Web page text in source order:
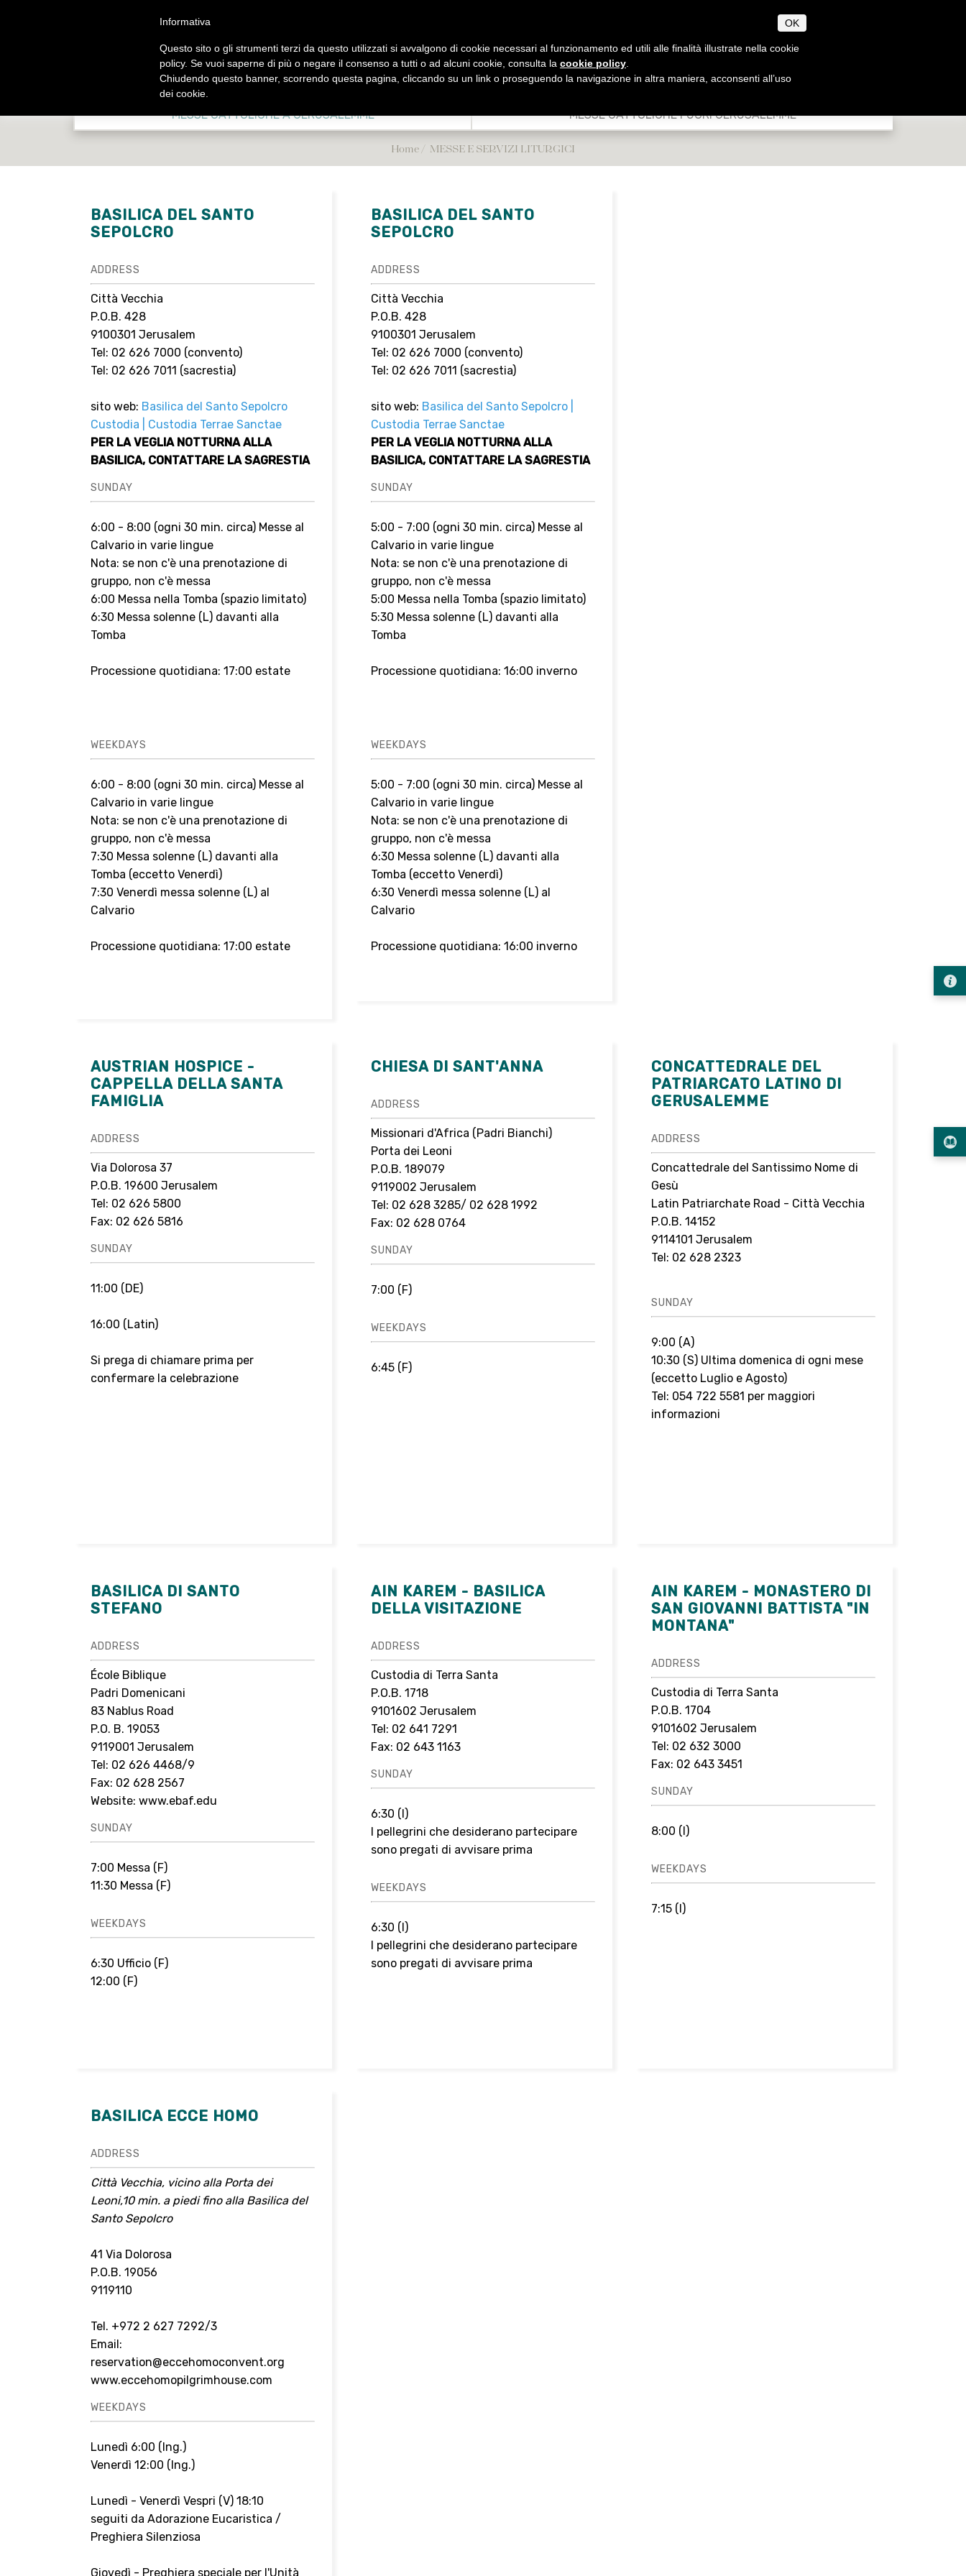
CHI
SIAMO
Benvenuto
Istituti biblici, teologici ed
archeologici
MESSE E SERVIZI
Messe Cattoliche
prenotazione sante messe
Celebrazioni della CTS in Terra
Santa messa in diretta streaming
dalla Terra Santa
ORARI DI
Orari di apertura dei luoghi santi e
dei siti turistici in Terra SantaAirport Shuttles/Sheruts
Case di ospitalità cristiane a
CHRISTIAN, JEWISH & MUSLIM
MESSE CATTOLICHE A GERUSALEMME MESSE CATTOLICHE FUORI GERUSALEMME
Home MESSE E SERVIZI LITURGICI
BASILICA DEL SANTO
SEPOLCRO
ADDRESS
Città Vecchia
P.O.B. 428
9100301 Jerusalem
Tel: 02 626 7000 (convento)
Tel: 02 626 7011 (sacrestia)
sito web: Basilica del Santo Sepolcro
Custodia | Custodia Terrae Sanctae
PER LA VEGLIA NOTTURNA ALLA
BASILICA, CONTATTARE LA SAGRESTIA
SUNDAY
6:00 - 8:00 (ogni 30 min. circa) Messe al
Calvario in varie lingue
Nota: se non c'è una prenotazione di
gruppo, non c'è messa
6:00 Messa nella Tomba (spazio limitato)
6:30 Messa solenne (L) davanti alla
Tomba
Processione quotidiana: 17:00 estate
WEEKDAYS
6:00 - 8:00 (ogni 30 min. circa) Messe al
Calvario in varie lingue
Nota: se non c'è una prenotazione di
gruppo, non c'è messa
7:30 Messa solenne (L) davanti alla
Tomba (eccetto Venerdì)
7:30 Venerdì messa solenne (L) al
Calvario
Processione quotidiana: 17:00 estate
BASILICA DEL SANTO
SEPOLCRO
ADDRESS
Città Vecchia
P.O.B. 428
9100301 Jerusalem
Tel: 02 626 7000 (convento)
Tel: 02 626 7011 (sacrestia)
sito web: Basilica del Santo Sepolcro |
Custodia Terrae Sanctae
PER LA VEGLIA NOTTURNA ALLA
BASILICA, CONTATTARE LA SAGRESTIA
SUNDAY
5:00 - 7:00 (ogni 30 min. circa) Messe al
Calvario in varie lingue
Nota: se non c'è una prenotazione di
gruppo, non c'è messa
5:00 Messa nella Tomba (spazio limitato)
5:30 Messa solenne (L) davanti alla
Tomba
Processione quotidiana: 16:00 inverno
WEEKDAYS
5:00 - 7:00 (ogni 30 min. circa) Messe al
Calvario in varie lingue
Nota: se non c'è una prenotazione di
gruppo, non c'è messa
6:30 Messa solenne (L) davanti alla
Tomba (eccetto Venerdì)
6:30 Venerdì messa solenne (L) al
Calvario
Processione quotidiana: 16:00 inverno
AUSTRIAN HOSPICE -
CAPPELLA DELLA SANTA
FAMIGLIA
ADDRESS
Via Dolorosa 37
P.O.B. 19600 Jerusalem
Tel: 02 626 5800
Fax: 02 626 5816
SUNDAY
11:00 (DE)
16:00 (Latin)
Si prega di chiamare prima per
confermare la celebrazione
CHIESA DI SANT'ANNA
ADDRESS
Missionari d'Africa (Padri Bianchi)
Porta dei Leoni
P.O.B. 189079
9119002 Jerusalem
Tel: 02 628 3285/ 02 628 1992
Fax: 02 628 0764
SUNDAY
7:00 (F)
WEEKDAYS
6:45 (F)
CONCATTEDRALE DEL
PATRIARCATO LATINO DI
GERUSALEMME
ADDRESS
Concattedrale del Santissimo Nome di
Gesù
Latin Patriarchate Road - Città Vecchia
P.O.B. 14152
9114101 Jerusalem
Tel: 02 628 2323
SUNDAY
9:00 (A)
10:30 (S) Ultima domenica di ogni mese
(eccetto Luglio e Agosto)
Tel: 054 722 5581 per maggiori
informazioni
BASILICA DI SANTO
STEFANO
ADDRESS
École Biblique
Padri Domenicani
83 Nablus Road
P.O. B. 19053
9119001 Jerusalem
Tel: 02 626 4468/9
Fax: 02 628 2567
Website: www.ebaf.edu
SUNDAY
7:00 Messa (F)
11:30 Messa (F)
WEEKDAYS
6:30 Ufficio (F)
12:00 (F)
AIN KAREM - BASILICA
DELLA VISITAZIONE
ADDRESS
Custodia di Terra Santa
P.O.B. 1718
9101602 Jerusalem
Tel: 02 641 7291
Fax: 02 643 1163
SUNDAY
6:30 (I)
I pellegrini che desiderano partecipare
sono pregati di avvisare prima
WEEKDAYS
6:30 (I)
I pellegrini che desiderano partecipare
sono pregati di avvisare prima
AIN KAREM - MONASTERO DI
SAN GIOVANNI BATTISTA "IN
MONTANA"
ADDRESS
Custodia di Terra Santa
P.O.B. 1704
9101602 Jerusalem
Tel: 02 632 3000
Fax: 02 643 3451
SUNDAY
8:00 (I)
WEEKDAYS
7:15 (I)
BASILICA ECCE HOMO
ADDRESS
Città Vecchia, vicino alla Porta dei
Leoni,10 min. a piedi fino alla Basilica del
Santo Sepolcro
41 Via Dolorosa
P.O.B. 19056
9119110
Tel. +972 2 627 7292/3
Email:
reservation@eccehomoconvent.org
www.eccehomopilgrimhouse.com
WEEKDAYS
Lunedì 6:00 (Ing.)
Venerdì 12:00 (Ing.)
Lunedì - Venerdì Vespri (V) 18:10
seguiti da Adorazione Eucaristica /
Preghiera Silenziosa
Giovedì - Preghiera speciale per l'Unità
OK
Informativa
Questo sito o gli strumenti terzi da questo utilizzati si avvalgono di cookie necessari al funzionamento ed utili alle finalità illustrate nella cookie
policy. Se vuoi saperne di più o negare il consenso a tutti o ad alcuni cookie, consulta la cookie policy
Chiudendo questo banner, scorrendo questa pagina, cliccando su un link o proseguendo la navigazione in altra maniera, acconsenti all’uso
dei cookie.